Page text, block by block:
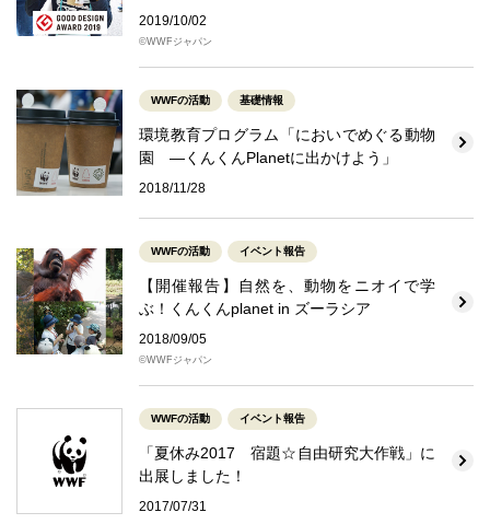
2019/10/02
©WWFジャパン
WWFの活動 基礎情報
環境教育プログラム「においでめぐる動物
園 ―くんくんPlanetに出かけよう」
2018/11/28
WWFの活動 イベント報告
【開催報告】自然を、動物をニオイで学
ぶ！くんくんplanet in ズーラシア
2018/09/05
©WWFジャパン
WWFの活動 イベント報告
「夏休み2017 宿題☆自由研究大作戦」に
出展しました！
2017/07/31